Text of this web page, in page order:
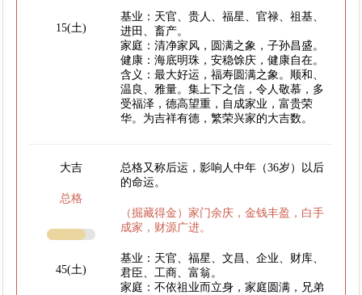
15(土)
基业：天官、贵人、福星、官禄、祖基、
进田、畜产。
家庭：清净家风，圆满之象，子孙昌盛。
健康：海底明珠，安稳馀庆，健康自在。
含义：最大好运，福寿圆满之象。顺和、
温良、雅量。集上下之信，令人敬慕，多
受福泽，德高望重，自成家业，富贵荣
华。为吉祥有德，繁荣兴家的大吉数。
大吉
总格
45(土)
总格又称后运，影响人中年（36岁）以后
的命运。
（掘藏得金）家门余庆，金钱丰盈，白手
成家，财源广进。
基业：天官、福星、文昌、企业、财库、
君臣、工商、富翁。
家庭：不依祖业而立身，家庭圆满，兄弟